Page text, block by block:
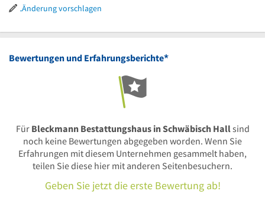
Änderung vorschlagen
Bewertungen und Erfahrungsberichte*
Für Bleckmann Bestattungshaus in Schwäbisch Hall sind
noch keine Bewertungen abgegeben worden. Wenn Sie
Erfahrungen mit diesem Unternehmen gesammelt haben,
teilen Sie diese hier mit anderen Seitenbesuchern.
Geben Sie jetzt die erste Bewertung ab!